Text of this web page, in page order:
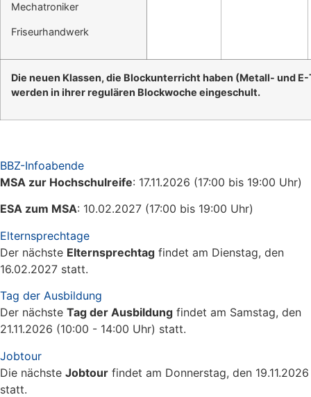
Mechatroniker
Friseurhandwerk
Die neuen Klassen, die Blockunterricht haben (Metall- und
werden in ihrer regulären Blockwoche eingeschult.
BBZ-Infoabende
MSA zur Hochschulreife: 17.11.2026 (17:00 bis 19:00 Uhr)
ESA zum MSA: 10.02.2027 (17:00 bis 19:00 Uhr)
Elternsprechtage
Der nächste Elternsprechtag findet am Dienstag, den
16.02.2027 statt.
Tag der Ausbildung
Der nächste Tag der Ausbildung findet am Samstag, den
21.11.2026 (10:00 - 14:00 Uhr) statt.
Jobtour
Die nächste Jobtour findet am Donnerstag, den 19.11.2026
statt.